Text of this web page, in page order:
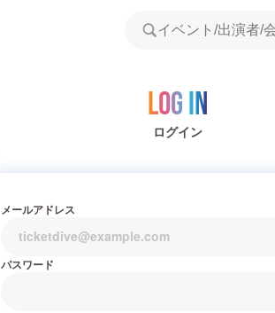
Log in
ログイン
メールアドレス
パスワード